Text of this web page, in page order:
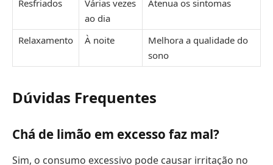
Resfriados
Várias vezes
ao dia
Atenua os sintomas
Relaxamento À noite
Melhora a qualidade do
sono
Dúvidas Frequentes
Chá de limão em excesso faz mal?
Sim, o consumo excessivo pode causar irritação no